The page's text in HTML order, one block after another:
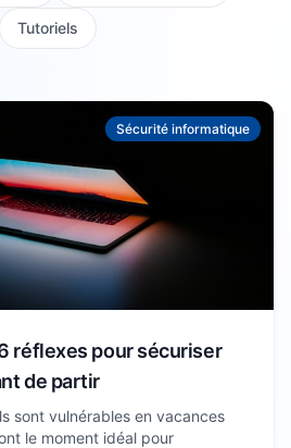
Tutoriels
Sécurité informatique
réflexes pour sécuriser
de partir
sont vulnérables en vacances
le moment idéal pour